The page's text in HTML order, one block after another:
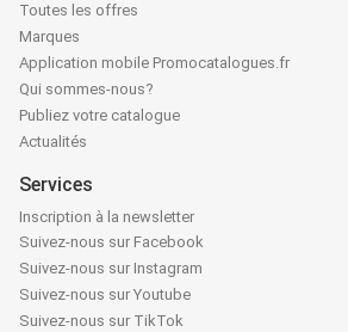
Toutes les offres
Marques
Application mobile Promocatalogues.fr
Qui sommes-nous?
Publiez votre catalogue
Actualités
Services
Inscription à la newsletter
Suivez-nous sur Facebook
Suivez-nous sur Instagram
Suivez-nous sur Youtube
Suivez-nous sur TikTok